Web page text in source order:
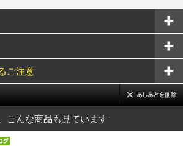
ご注意
こんな商品も見ています